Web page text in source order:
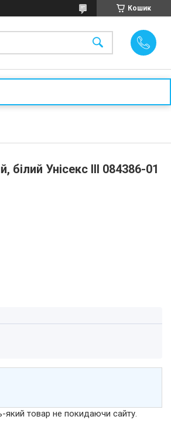
Кошик
білий Унісекс III 084386-01
який товар не покидаючи сайту.